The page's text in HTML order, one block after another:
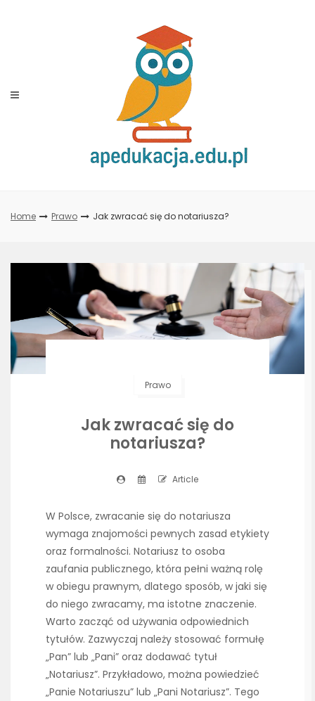
Home Prawo Jak zwracać się do notariusza?
Prawo
Jak zwracać się do
notariusza?
Article
W Polsce, zwracanie się do notariusza
wymaga znajomości pewnych zasad etykiety
oraz formalności. Notariusz to osoba
zaufania publicznego, która pełni ważną rolę
w obiegu prawnym, dlatego sposób, w jaki się
do niego zwracamy, ma istotne znaczenie.
Warto zacząć od używania odpowiednich
tytułów. Zazwyczaj należy stosować formułę
„Pan” lub „Pani” oraz dodawać tytuł
„Notariusz”. Przykładowo, można powiedzieć
„Panie Notariuszu” lub „Pani Notariusz”. Tego